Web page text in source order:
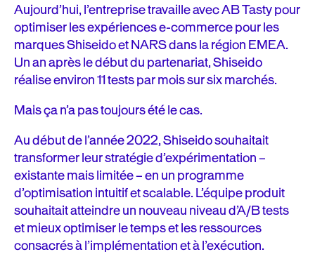
Aujourd’hui, l’entreprise travaille avec AB Tasty pour
optimiser les expériences e-commerce pour les
marques Shiseido et NARS dans la région EMEA.
Un an après le début du partenariat, Shiseido
réalise environ 11 tests par mois sur six marchés.
Mais ça n’a pas toujours été le cas.
Au début de l’année 2022, Shiseido souhaitait
transformer leur stratégie d’expérimentation –
existante mais limitée – en un programme
d’optimisation intuitif et scalable. L’équipe produit
souhaitait atteindre un nouveau niveau d’A/B tests
et mieux optimiser le temps et les ressources
consacrés à l’implémentation et à l’exécution.